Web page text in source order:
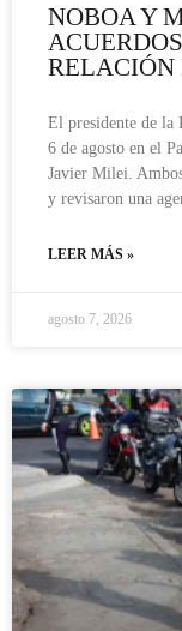
NOBOA Y
El presidente de la
6 de agosto en el
Javier Milei.
y revisaron una
LEER MÁS »
agosto 7, 2026